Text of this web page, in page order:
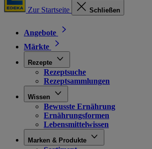
Zur Startseite Schließen
Angebote
Märkte
Rezepte
Rezeptsuche
Rezeptsammlungen
Wissen
Bewusste Ernährung
Ernährungsformen
Lebensmittelwissen
Marken & Produkte